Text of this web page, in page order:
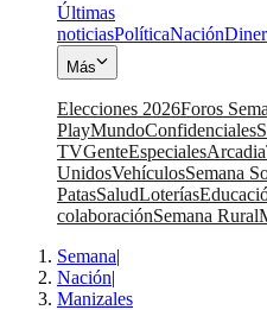
Últimas
noticiasPolíticaNación
Más
Elecciones 2026Foros
PlayMundoConfidenciales
TVGenteEspecialesArcadia
UnidosVehículosSemana
PatasSaludLoterías
colaboraciónSemana Rural
Semana|
Nación|
Manizales